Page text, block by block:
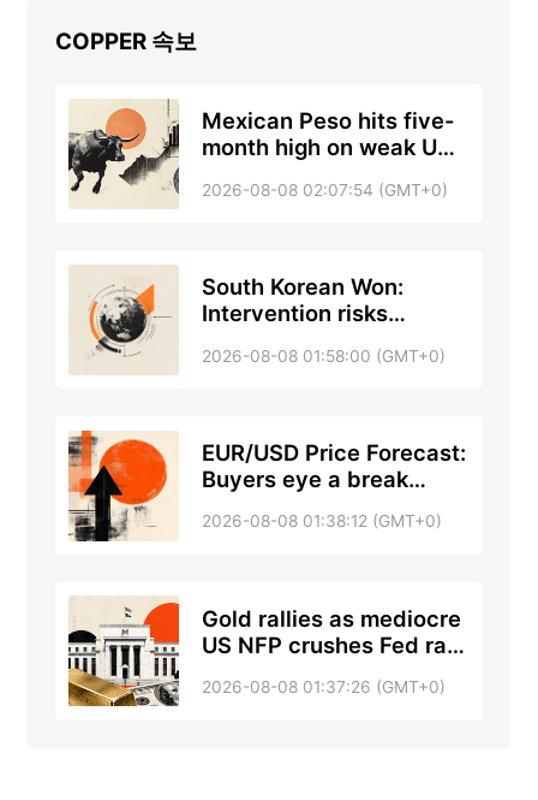
COPPER 속보
Mexican Peso hits five-
month high on weak US
2026-08-08 02:07:54 (GMT+0)
South Korean Won:
Intervention risks
Dollar – DBS
2026-08-08 01:58:00 (GMT+0)
EUR/USD Price Forecast:
Buyers eye a break
2026-08-08 01:38:12 (GMT+0)
Gold rallies as mediocre
US NFP crushes Fed rate
2026-08-08 01:37:26 (GMT+0)